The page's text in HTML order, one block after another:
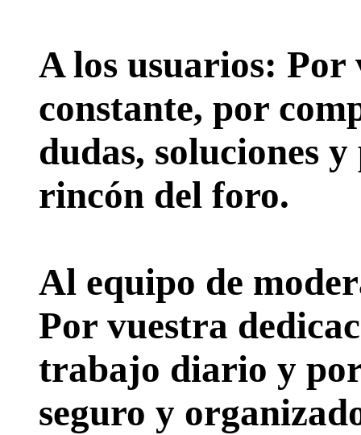
A los usuarios: Por
constante, por
dudas, soluciones
rincón del foro.
Al equipo de
Por vuestra
trabajo diario y por
seguro y